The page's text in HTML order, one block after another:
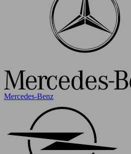
Mercedes-Benz